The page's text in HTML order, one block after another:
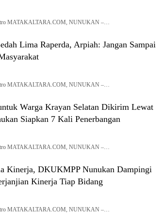
MATAKALTARA.COM, NUNUKAN –…
Lima Raperda, Arpiah: Jangan Sampai
MATAKALTARA.COM, NUNUKAN –…
Warga Krayan Selatan Dikirim Lewat
Siapkan 7 Kali Penerbangan
MATAKALTARA.COM, NUNUKAN –…
Kinerja, DKUKMPP Nunukan Dampingi
Kinerja Tiap Bidang
MATAKALTARA.COM, NUNUKAN –…